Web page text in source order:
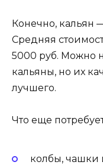
Конечно, кальян
Средняя
5000 руб. Можно
кальяны, но их
лучшего.
Что еще
колбы, чашки